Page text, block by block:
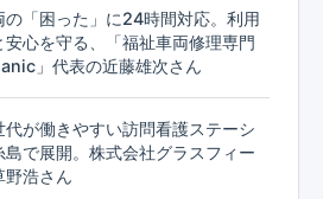
の「困った」に24時間対応。利用
安心を守る、「福祉車両修理専門
」代表の近藤雄次さん
代が働きやすい訪問看護ステーシ
島で展開。株式会社グラスフィー
野浩さん